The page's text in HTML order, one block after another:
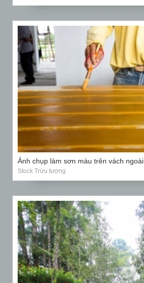
Ảnh chụp làm sơn màu trên vách ngoài
Stock Trừu tượng